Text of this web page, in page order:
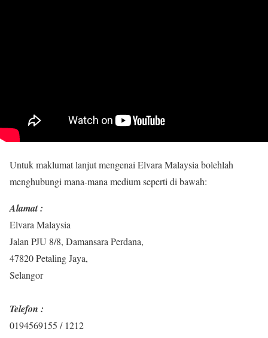
Untuk maklumat lanjut mengenai Elvara Malaysia bolehlah
menghubungi mana-mana medium seperti di bawah:
Alamat :
Elvara Malaysia
Jalan PJU 8/8, Damansara Perdana,
47820 Petaling Jaya,
Selangor
Telefon :
0194569155 / 1212